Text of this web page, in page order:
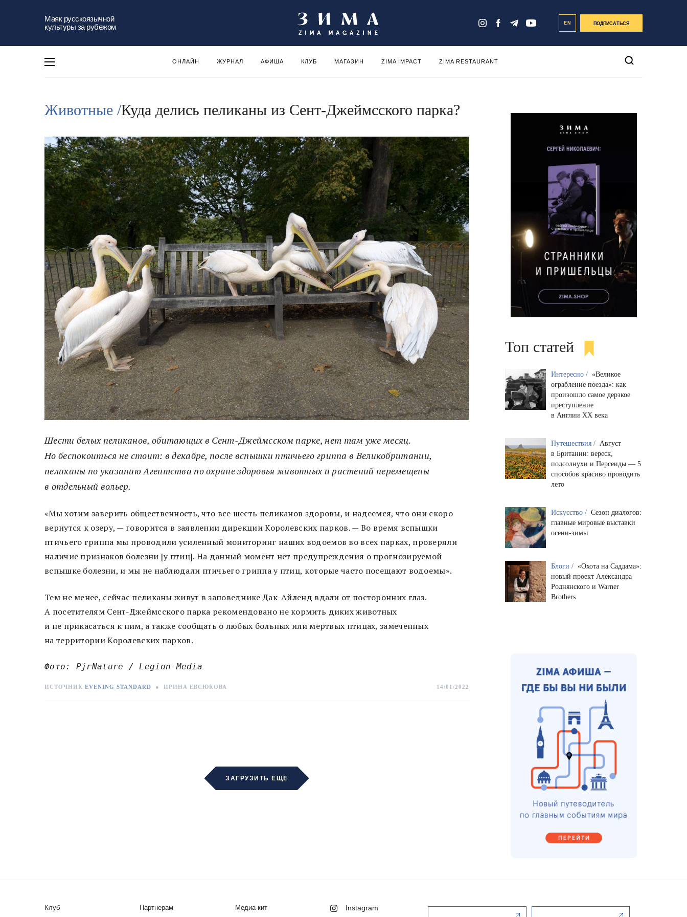
Маяк русскоязычной
культуры за рубежом
EN ПОДПИСАТЬСЯ
ОНЛАЙН ЖУРНАЛ АФИША КЛУБ МАГАЗИН ZIMA IMPACT ZIMA RESTAURANT
Животные /Куда делись пеликаны из Сент-Джеймсского парка?
Шести белых пеликанов, обитающих в Сент-Джеймсском парке, нет там уже месяц.
Но беспокоиться не стоит: в декабре, после вспышки птичьего гриппа в Великобритании,
пеликаны по указанию Агентства по охране здоровья животных и растений перемещены
в отдельный вольер.
«Мы хотим заверить общественность, что все шесть пеликанов здоровы, и надеемся, что они скоро
вернутся к озеру, — говорится в заявлении дирекции Королевских парков. — Во время вспышки
птичьего гриппа мы проводили усиленный мониторинг наших водоемов во всех парках, проверяли
наличие признаков болезни [у птиц]. На данный момент нет предупреждения о прогнозируемой
вспышке болезни, и мы не наблюдали птичьего гриппа у птиц, которые часто посещают водоемы».
Тем не менее, сейчас пеликаны живут в заповеднике Дак-Айленд вдали от посторонних глаз.
А посетителям Сент-Джеймсского парка рекомендовано не кормить диких животных
и не прикасаться к ним, а также сообщать о любых больных или мертвых птицах, замеченных
на территории Королевских парков.
Фото: PjrNature / Legion-Media
ИСТОЧНИК EVENING STANDARD ● ИРИНА ЕВСЮКОВА 14/01/2022
ЗАГРУЗИТЬ ЕЩЁ
Топ статей
Интересно / «Великое
ограбление поезда»: как
произошло самое дерзкое
преступление
в Англии XX века
Путешествия / Август
в Британии: вереск,
подсолнухи и Персеиды — 5
способов красиво проводить
лето
Искусство / Сезон диалогов:
главные мировые выставки
осени-зимы
Блоги / «Охота на Саддама»:
новый проект Александра
Роднянского и Warner
Brothers
Клуб Партнерам Медиа-кит Instagram